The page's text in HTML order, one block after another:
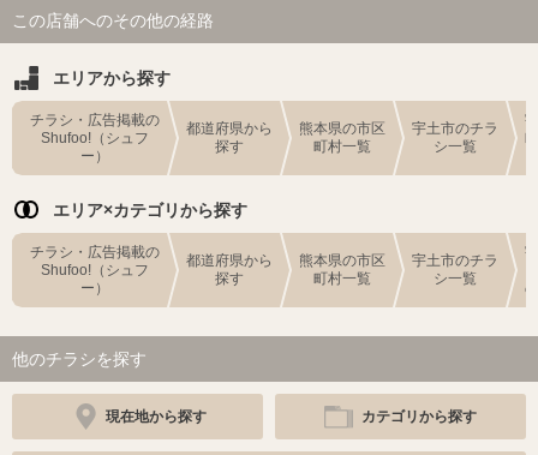
この店舗へのその他の経路
エリアから探す
チラシ・広告掲載の
Shufoo!（シュフ
ー）
都道府県から
探す
熊本県の市区
町村一覧
宇土市のチラ
シ一覧
エリア×カテゴリから探す
チラシ・広告掲載の
Shufoo!（シュフ
ー）
都道府県から
探す
熊本県の市区
町村一覧
宇土市のチラ
シ一覧
他のチラシを探す
現在地から探す カテゴリから探す